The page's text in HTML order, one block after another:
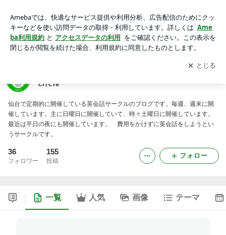
アプリをダウンロードして ブログの更新通知
を受け取りまし
ょう。
開く
circle
仙台で定期的に開催している英会話サークルのブログです。毎週、週末に開
催しています。主に日曜日に開催していて、時々土曜日に開催しています。
最近は平日の夜にも開催しています。 費用をかけずに英会話をしようとい
うサークルです。
36
フォロワー
155
投稿
フォロー
一覧 人気 画像 テーマ